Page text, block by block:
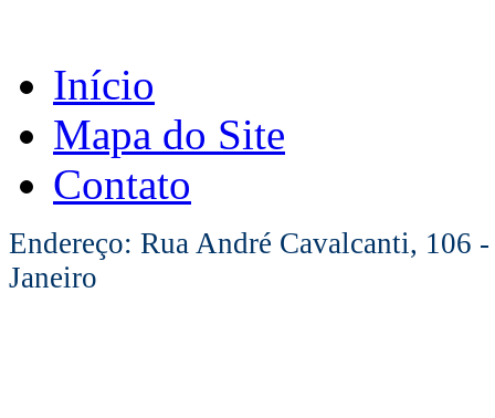
Início
Mapa do Site
Contato
Endereço: Rua André Cavalcanti, 106
Janeiro